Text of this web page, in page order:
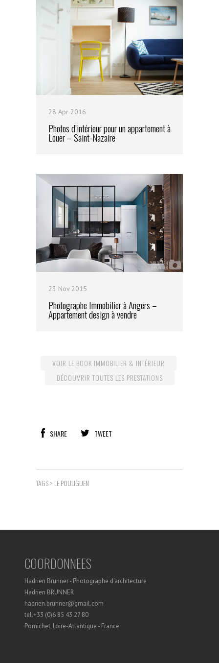
28 Apr 2016
Photos d’intérieur pour un appartement à
Louer – Saint-Nazaire
23 Nov 2015
Photographe Immobilier à Angers –
Appartement design à vendre
VOIR LE BOOK IMMOBILIER & INTÉRIEUR
DÉCOUVRIR TOUTES LES PRESTATIONS
SHARE TWEET
TAGS > LE POULIGUEN
COORDONNEES
Hadrien Brunner - Photographe d'architecture
Hadrien BRUNNER
hadrien.brunner@gmail.com
tel.+33 (0)6 85 43 27 80
Pornichet, Loire-Atlantique - France